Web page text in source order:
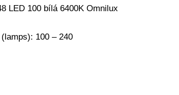
LED 100 bílá 6400K Omnilux
100 – 240